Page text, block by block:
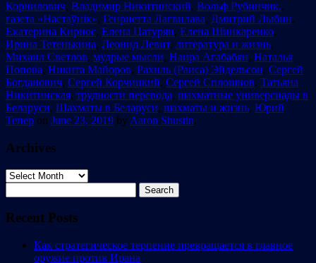
Корнилович, Владимир Никитинский, Вольф Рубинчик.,
газета «Настаўнік», Генриетта Лагвилава, Дмитрий Лыбин,
Екатерина Кирнос, Елена Цатурян, Елена Шинкаренко,
Ирина Тетенькина, Леонид Левит, литература и жизнь,
Михаил Светлов, мудрые мысли, Наира Агабабян, Наталья
Попова, Никита Майоров, Рахиль (Раиса) Эйдельсон, Сергей
Богданович, Сергей Корчицкий, Сергей Сплошнов, Татьяна
Никитинская, трудности перевода, шахматные универсиады в
Беларуси, Шахматы в Беларуси, шахматы и жизнь, Юрий
Тепер on June 23, 2019 by Aaron Shustin.
Archives
Archives
for:
Recent Posts
Как стратегическое терпение превращается в главное
оружие против Ирана